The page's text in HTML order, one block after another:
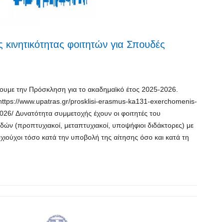
φοιτητών για Σπουδές
την Πρόσκληση για το ακαδημαϊκό έτος 2025-2026.
www.upatras.gr/prosklisi-erasmus-ka131-exerchomenis-
Δυνατότητα συμμετοχής έχουν οι φοιτητές του
(προπτυχιακοί, μεταπτυχιακοί, υποψήφιοι διδάκτορες) με
τόσο κατά την υποβολή της αίτησης όσο και κατά τη